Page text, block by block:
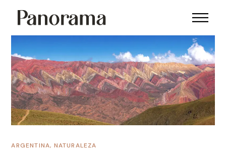
ARGENTINA, NATURALEZA